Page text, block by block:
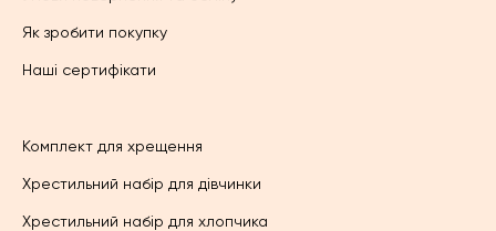
Як зробити покупку
Наші сертифікати
Комплект для хрещення
Хрестильний набір для дівчинки
Хрестильний набір для хлопчика